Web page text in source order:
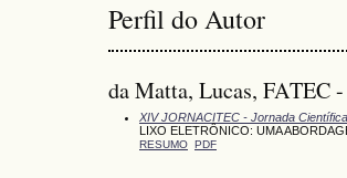
Perfil do Autor
da Matta, Lucas, FATEC
XIV JORNACITEC - Jornada
LIXO ELETRÔNICO: UMA
RESUMO PDF